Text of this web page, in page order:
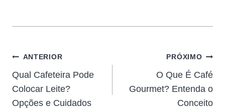
ANTERIOR
Qual Cafeteira Pode
Colocar Leite?
Opções e Cuidados
PRÓXIMO
O Que É Café
Gourmet? Entenda o
Conceito